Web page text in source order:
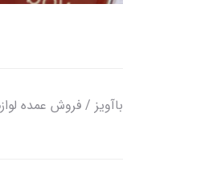
باآویز / فروش عمده